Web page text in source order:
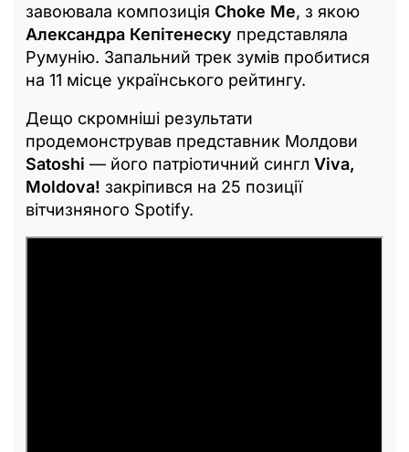
завоювала композиція Choke Me, з якою
Александра Кепітенеску представляла
Румунію. Запальний трек зумів пробитися
на 11 місце українського рейтингу.
Дещо скромніші результати
продемонстрував представник Молдови
Satoshi — його патріотичний сингл Viva,
Moldova! закріпився на 25 позиції
вітчизняного Spotify.